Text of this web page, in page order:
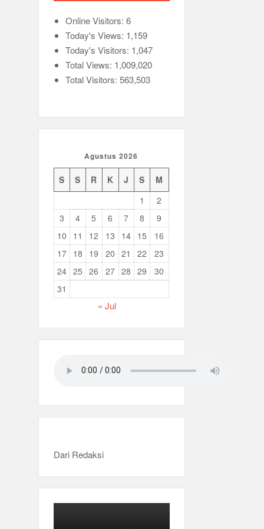
Online Visitors: 6
Today's Views: 1,159
Today's Visitors: 1,047
Total Views: 1,009,020
Total Visitors: 563,503
Agustus 2026
S S R K J S
M
1
2
3
4 5 6 7 8
9
10
11 12 13 14 15
16
17
18 19 20 21 22
23
24 25 26 27 28 29
30
31
« Jul
Dari Redaksi